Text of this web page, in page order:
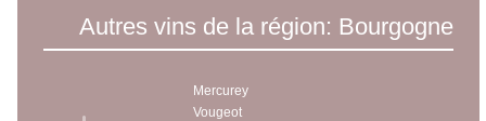
Autres vins de la région: Bourgogne
Mercurey
Vougeot